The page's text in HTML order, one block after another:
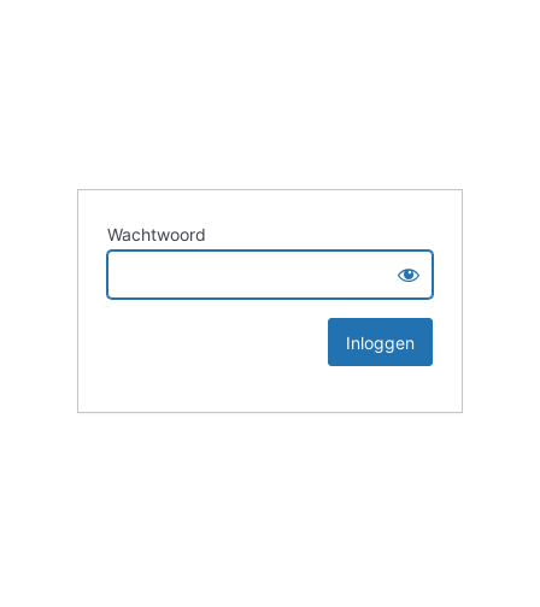
Wachtwoord